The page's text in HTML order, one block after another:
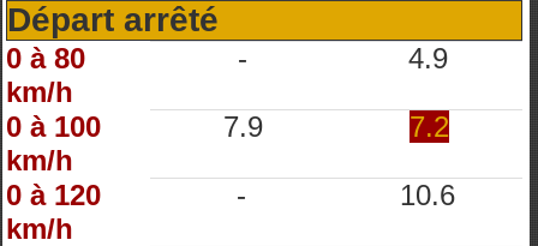
Départ arrêté
0 à 80
km/h
- 4.9
0 à 100
km/h
7.9 7.2
0 à 120
km/h
- 10.6